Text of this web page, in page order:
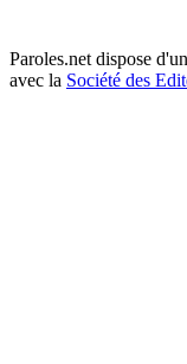
Paroles.net dispose
avec la Société des